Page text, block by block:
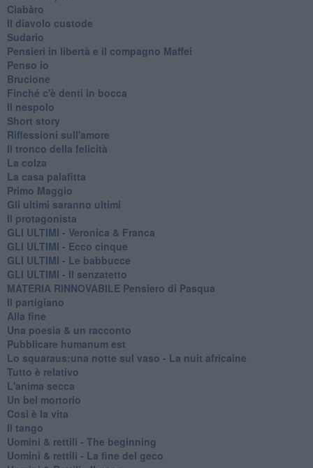
Ciabàro
Il diavolo custode
Sudario
Pensieri in libertà e il compagno Maffei
Penso io
Brucione
Finché c'è denti in bocca
Il nespolo
Short story
Riflessioni sull'amore
Il tronco della felicità
La colza
La casa palafitta
Primo Maggio
Gli ultimi saranno ultimi
Il protagonista
GLI ULTIMI - Veronica & Franca
GLI ULTIMI - Ecco cinque
GLI ULTIMI - Le babbucce
GLI ULTIMI - Il senzatetto
MATERIA RINNOVABILE Pensiero di Pasqua
Il partigiano
Alla fine
Una poesia & un racconto
Pubblicare humanum est
Lo squaraus:una notte sul vaso - La nuit africaine
Tutto è relativo
L'anima secca
Un bel mortorio
Cosi è la vita
Il tango
​Uomini & rettili - The beginning
​Uomini & rettili - La fine del geco